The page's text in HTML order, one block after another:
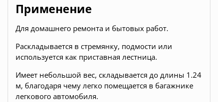
Применение
Для домашнего ремонта и бытовых работ.
Раскладывается в стремянку, подмости или
используется как приставная лестница.
Имеет небольшой вес, складывается до длины 1.24
м, благодаря чему легко помещается в багажнике
легкового автомобиля.